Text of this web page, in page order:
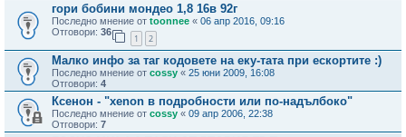
гори бобини мондео 1,8 16в 92г
Последно мнение от toonnee « 06 апр 2016, 09:16
Отговори: 36
1 2
Малко инфо за таг кодовете на еку-тата при ескортите :)
Последно мнение от cossy « 25 юни 2009, 16:08
Отговори: 4
Ксенон - "xenon в подробности или по-надълбоко"
Последно мнение от cossy « 09 апр 2006, 22:38
Отговори: 7